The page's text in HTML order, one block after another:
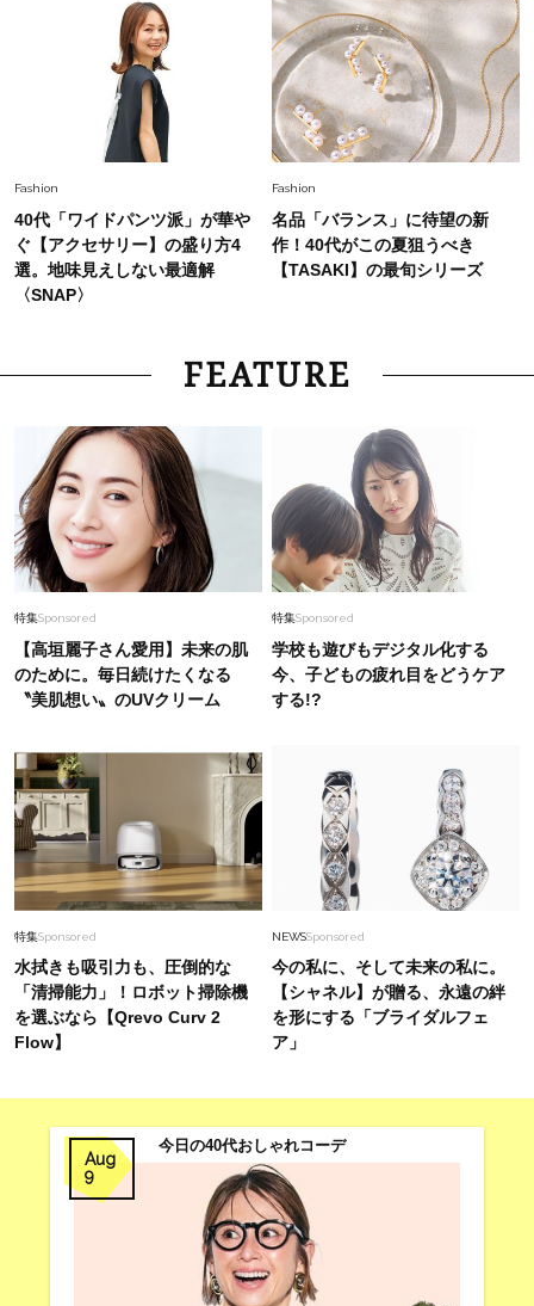
Fashion
40代「ワイドパンツ派」が華や
ぐ【アクセサリー】の盛り方4
選。地味見えしない最適解
〈SNAP〉
Fashion
名品「バランス」に待望の新
作！40代がこの夏狙うべき
【TASAKI】の最旬シリーズ
FEATURE
特集Sponsored
【高垣麗子さん愛用】未来の肌
のために。毎日続けたくなる
〝美肌想い〟のUVクリーム
特集Sponsored
学校も遊びもデジタル化する
今、子どもの疲れ目をどうケア
する!?
特集Sponsored
水拭きも吸引力も、圧倒的な
「清掃能力」！ロボット掃除機
を選ぶなら【Qrevo Curv 2
Flow】
NEWSSponsored
今の私に、そして未来の私に。
【シャネル】が贈る、永遠の絆
を形にする「ブライダルフェ
ア」
Aug
9
今日の40代おしゃれコーデ